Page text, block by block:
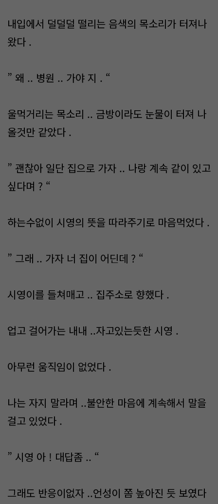
내입에서 덜덜덜 떨리는 음색의 목소리가 터져나
왔다 .
” 왜 .. 병원 .. 가야 지 . “
울먹거리는 목소리 .. 금방이라도 눈물이 터져 나
올것만 같았다 .
” 괜찮아 일단 집으로 가자 .. 나랑 계속 같이 있고
싶다며 ? “
하는수없이 시영의 뜻을 따라주기로 마음먹었다 .
” 그래 .. 가자 너 집이 어딘데 ? “
시영이를 들쳐매고 .. 집주소로 향했다 .
업고 걸어가는 내내 ..자고있는듯한 시영 .
아무런 움직임이 없었다 .
나는 자지 말라며 ..불안한 마음에 계속해서 말을
걸고 있었다 .
” 시영 아 ! 대답좀 .. “
그래도 반응이없자 ..언성이 쫌 높아진 듯 보였다